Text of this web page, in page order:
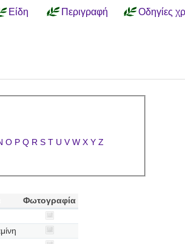
Είδη Περιγραφή Οδηγίες
O P Q R S T U V W X Y Z
Φωτογραφία